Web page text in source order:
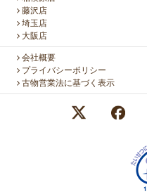
藤沢店
埼玉店
大阪店
会社概要
プライバシーポリシー
古物営業法に基づく表示